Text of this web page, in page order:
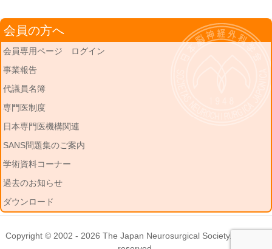
会員の方へ
会員専用ページ ログイン
事業報告
代議員名簿
専門医制度
日本専門医機構関連
SANS問題集のご案内
学術資料コーナー
過去のお知らせ
ダウンロード
Copyright © 2002 - 2026 The Japan Neurosurgical Society. All rights